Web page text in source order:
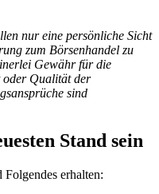
nur eine persönliche Sicht
zum Börsenhandel zu
Gewähr für die
oder Qualität der
sind
Stand sein
erhalten: